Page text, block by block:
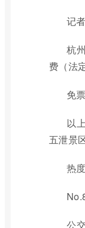
记
杭
费（法
免
以
五泄景
热
公